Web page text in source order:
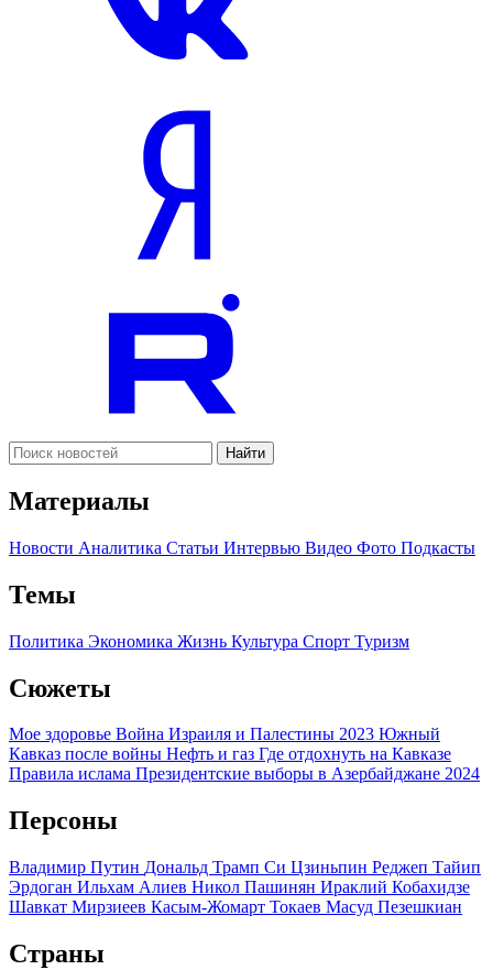
Найти
Материалы
Новости Аналитика Статьи Интервью Видео Фото Подкасты
Темы
Политика Экономика Жизнь Культура Спорт Туризм
Сюжеты
Мое здоровье Война Израиля и Палестины 2023 Южный
Кавказ после войны Нефть и газ Где отдохнуть на Кавказе
Правила ислама Президентские выборы в Азербайджане 2024
Персоны
Владимир Путин Дональд Трамп Си Цзиньпин Реджеп Тайип
Эрдоган Ильхам Алиев Никол Пашинян Ираклий Кобахидзе
Шавкат Мирзиеев Касым-Жомарт Токаев Масуд Пезешкиан
Страны